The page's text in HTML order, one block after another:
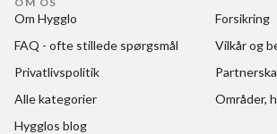
Om Hygglo
Forsikring
FAQ - ofte stillede spørgsmål
Vilkår og
Privatlivspolitik
Alle kategorier
Områder,
Hygglos blog